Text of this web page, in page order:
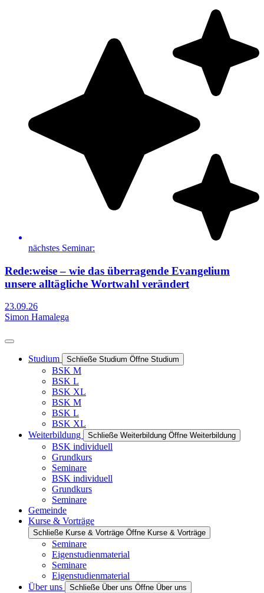
nächstes Seminar:
Rede:weise – wie das überragende Evangelium
unsere alltägliche Wortwahl verändert
23.09.26
Simon Hamalega
Studium Schließe Studium Öffne Studium
BSK M
BSK L
BSK XL
BSK M
BSK L
BSK XL
Weiterbildung
Schließe Weiterbildung Öffne Weiterbildung
BSK individuell
Grundkurs
Seminare
BSK individuell
Grundkurs
Seminare
Gemeinde
Kurse & Vorträge
Schließe Kurse & Vorträge Öffne Kurse & Vorträge
Seminare
Eigenstudienmaterial
Seminare
Eigenstudienmaterial
Über uns
Schließe Über uns Öffne Über uns